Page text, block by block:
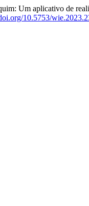
Um aplicativo de
10.5753/